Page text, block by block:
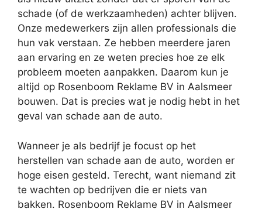
schade (of de werkzaamheden) achter blijven.
Onze medewerkers zijn allen professionals die
hun vak verstaan. Ze hebben meerdere jaren
aan ervaring en ze weten precies hoe ze elk
probleem moeten aanpakken. Daarom kun je
altijd op Rosenboom Reklame BV in Aalsmeer
bouwen. Dat is precies wat je nodig hebt in het
geval van schade aan de auto.
Wanneer je als bedrijf je focust op het
herstellen van schade aan de auto, worden er
hoge eisen gesteld. Terecht, want niemand zit
te wachten op bedrijven die er niets van
bakken. Rosenboom Reklame BV in Aalsmeer